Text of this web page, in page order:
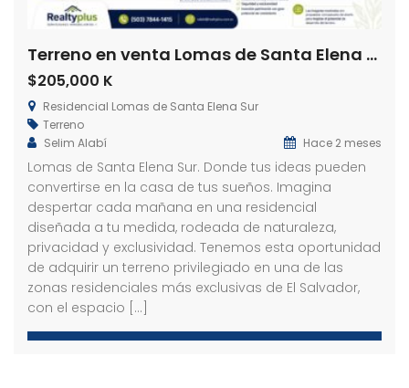
Terreno en venta Lomas de Santa Elena Sur
$205,000 K
Residencial Lomas de Santa Elena Sur
Terreno
Selim Alabí
Hace 2 meses
Lomas de Santa Elena Sur. Donde tus ideas pueden
convertirse en la casa de tus sueños. Imagina
despertar cada mañana en una residencial
diseñada a tu medida, rodeada de naturaleza,
privacidad y exclusividad. Tenemos esta oportunidad
de adquirir un terreno privilegiado en una de las
zonas residenciales más exclusivas de El Salvador,
con el espacio […]